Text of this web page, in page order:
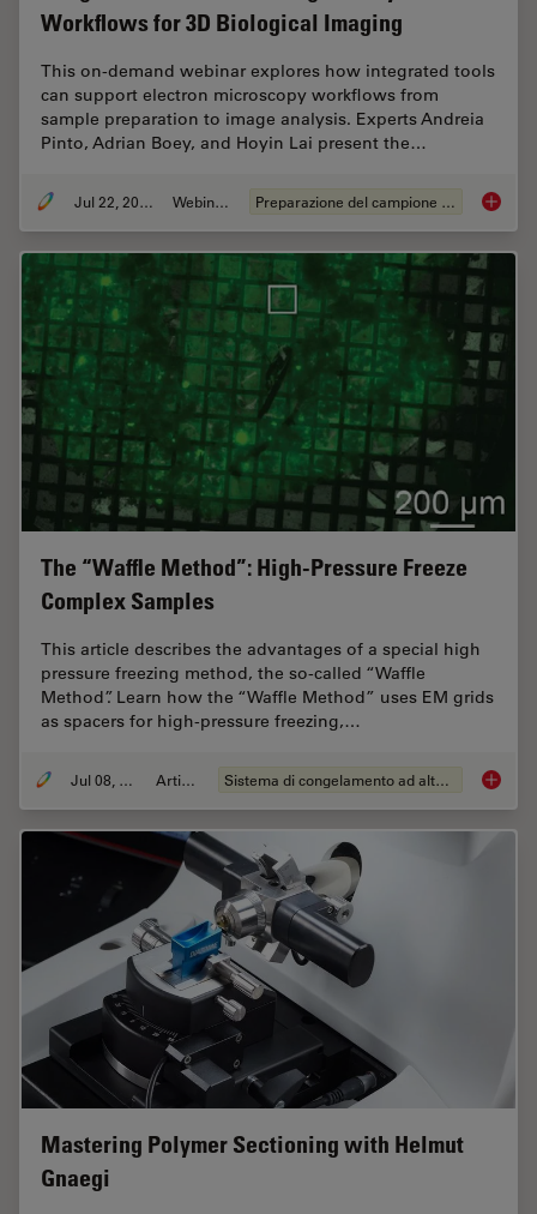
Workflows for 3D Biological Imaging
This on-demand webinar explores how integrated tools
can support electron microscopy workflows from
sample preparation to image analysis. Experts Andreia
Pinto, Adrian Boey, and Hoyin Lai present the…
Jul 22, 2025 Webinar: Preparazione del campione EM
The “Waffle Method”: High-Pressure Freeze
Complex Samples
This article describes the advantages of a special high
pressure freezing method, the so-called “Waffle
Method”. Learn how the “Waffle Method” uses EM grids
as spacers for high-pressure freezing,…
Jul 08, 2025 Articolo Sistema di congelamento ad alta pressione The
Mastering Polymer Sectioning with Helmut
Gnaegi